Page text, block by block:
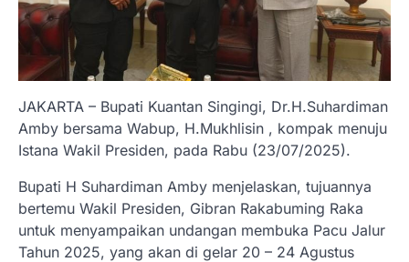
JAKARTA – Bupati Kuantan Singingi, Dr.H.Suhardiman
Amby bersama Wabup, H.Mukhlisin , kompak menuju
Istana Wakil Presiden, pada Rabu (23/07/2025).
Bupati H Suhardiman Amby menjelaskan, tujuannya
bertemu Wakil Presiden, Gibran Rakabuming Raka
untuk menyampaikan undangan membuka Pacu Jalur
Tahun 2025, yang akan di gelar 20 – 24 Agustus